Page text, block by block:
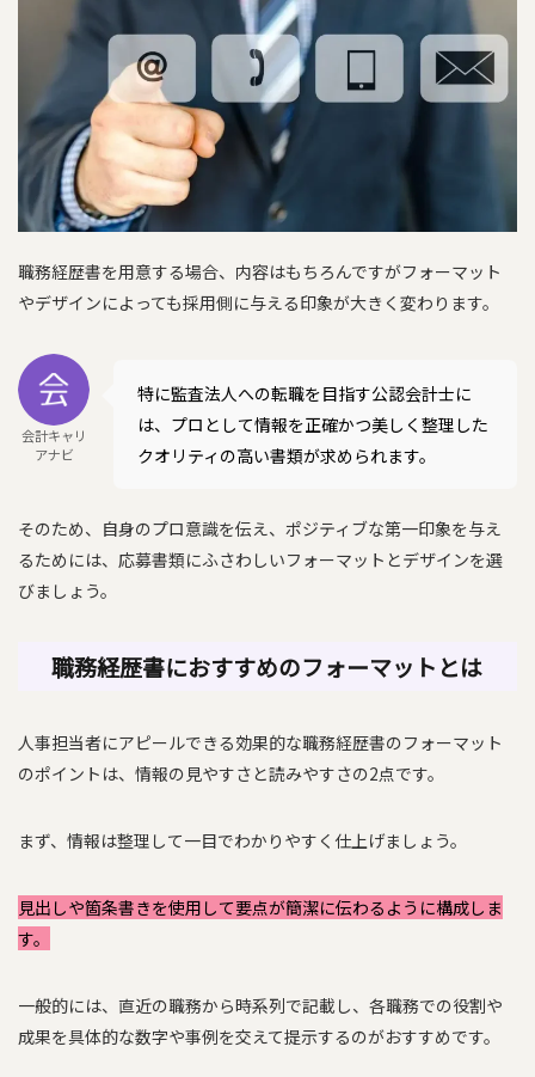
職務経歴書を用意する場合、内容はもちろんですがフォーマット
やデザインによっても採用側に与える印象が大きく変わります。
会計キャリ
アナビ
特に監査法人への転職を目指す公認会計士に
は、プロとして情報を正確かつ美しく整理した
クオリティの高い書類が求められます。
そのため、自身のプロ意識を伝え、ポジティブな第一印象を与え
るためには、応募書類にふさわしいフォーマットとデザインを選
びましょう。
職務経歴書におすすめのフォーマットとは
人事担当者にアピールできる効果的な職務経歴書のフォーマット
のポイントは、情報の見やすさと読みやすさの2点です。
まず、情報は整理して一目でわかりやすく仕上げましょう。
見出しや箇条書きを使用して要点が簡潔に伝わるように構成しま
す。
一般的には、直近の職務から時系列で記載し、各職務での役割や
成果を具体的な数字や事例を交えて提示するのがおすすめです。